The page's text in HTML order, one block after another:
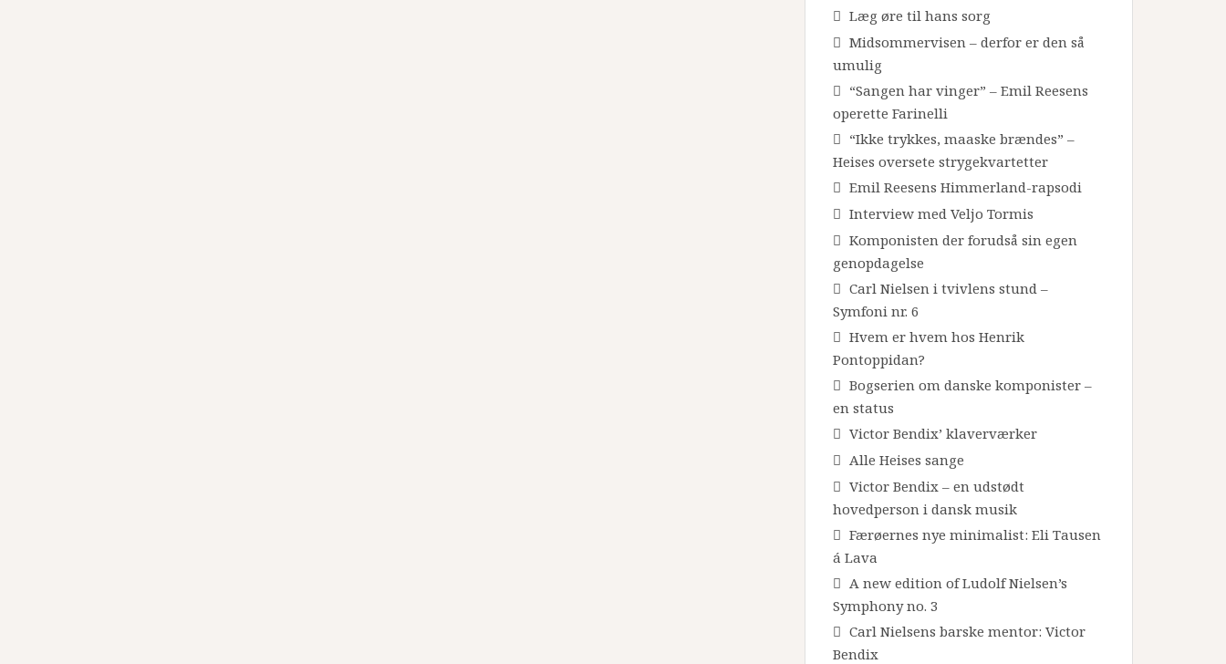
Læg øre til hans sorg
Midsommervisen – derfor er den så
umulig
“Sangen har vinger” – Emil Reesens
operette Farinelli
“Ikke trykkes, maaske brændes” –
Heises oversete strygekvartetter
Emil Reesens Himmerland-rapsodi
Interview med Veljo Tormis
Komponisten der forudså sin egen
genopdagelse
Carl Nielsen i tvivlens stund –
Symfoni nr. 6
Hvem er hvem hos Henrik
Pontoppidan?
Bogserien om danske komponister –
en status
Victor Bendix’ klaverværker
Alle Heises sange
Victor Bendix – en udstødt
hovedperson i dansk musik
Færøernes nye minimalist: Eli Tausen
á Lava
A new edition of Ludolf Nielsen’s
Symphony no. 3
Carl Nielsens barske mentor: Victor
Bendix